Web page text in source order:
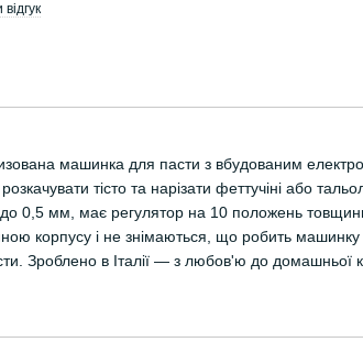
машинка для пасти з вбудованим
тісто та нарізати феттучіні або
до 0,5 мм, має регулятор на 10 положень
корпусу і не знімаються, що робить
Зроблено в Італії — з любов'ю до домашньої